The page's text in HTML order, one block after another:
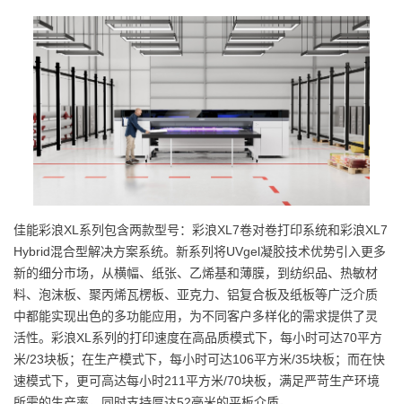
佳能彩浪XL系列包含两款型号：彩浪XL7卷对卷打印系统和彩浪XL7
Hybrid混合型解决方案系统。新系列将UVgel凝胶技术优势引入更多
新的细分市场，从横幅、纸张、乙烯基和薄膜，到纺织品、热敏材
料、泡沫板、聚丙烯瓦楞板、亚克力、铝复合板及纸板等广泛介质
中都能实现出色的多功能应用，为不同客户多样化的需求提供了灵
活性。彩浪XL系列的打印速度在高品质模式下，每小时可达70平方
米/23块板；在生产模式下，每小时可达106平方米/35块板；而在快
速模式下，更可高达每小时211平方米/70块板，满足严苛生产环境